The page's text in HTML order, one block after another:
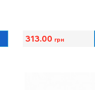
313.00 грн